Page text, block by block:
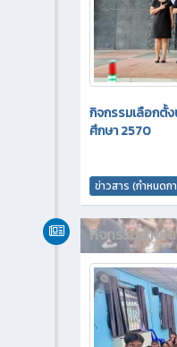
กิจกรรมเลือกตั้
ศึกษา 2570
ข่าวสาร (กำหนดก
กิจกรรมภายใน